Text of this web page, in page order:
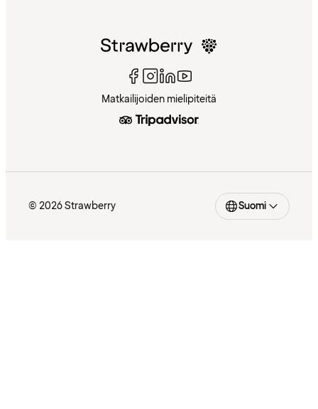
Matkailijoiden mielipiteitä
© 2026 Strawberry Suomi